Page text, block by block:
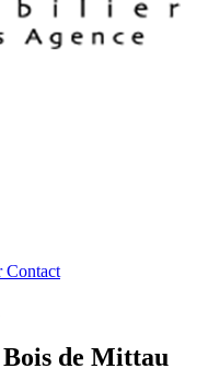
Contact
de Mittau